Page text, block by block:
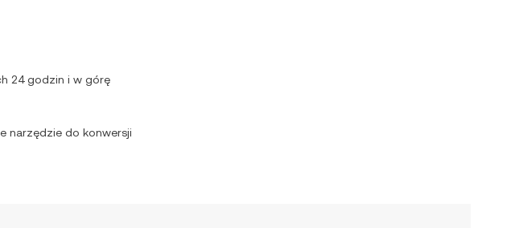
24 godzin i w górę
narzędzie do konwersji